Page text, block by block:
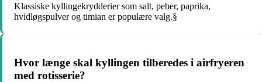
Klassiske kyllingekrydderier som salt, peber, paprika,
hvidløgspulver og timian er populære valg.§
Hvor længe skal kyllingen tilberedes i airfryeren
med rotisserie?